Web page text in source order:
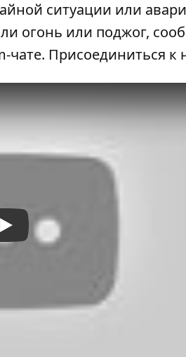
ситуации или
огонь или поджог,
чате. Присоединиться
Play